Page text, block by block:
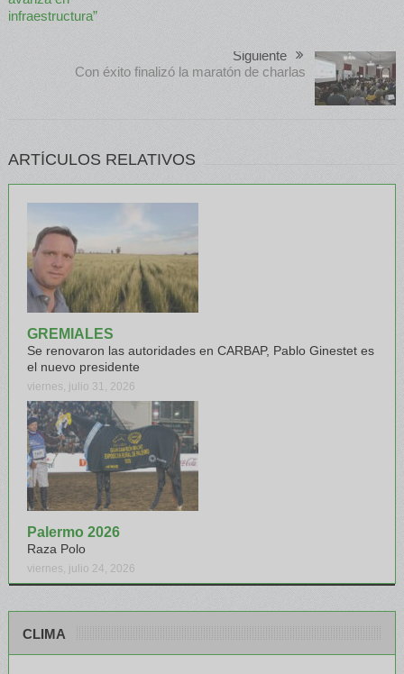
Siguiente
Con éxito finalizó la maratón de charlas
ARTÍCULOS RELATIVOS
GREMIALES
Se renovaron las autoridades en CARBAP, Pablo Ginestet es
el nuevo presidente
viernes, julio 31, 2026
Palermo 2026
Raza Polo
viernes, julio 24, 2026
CLIMA